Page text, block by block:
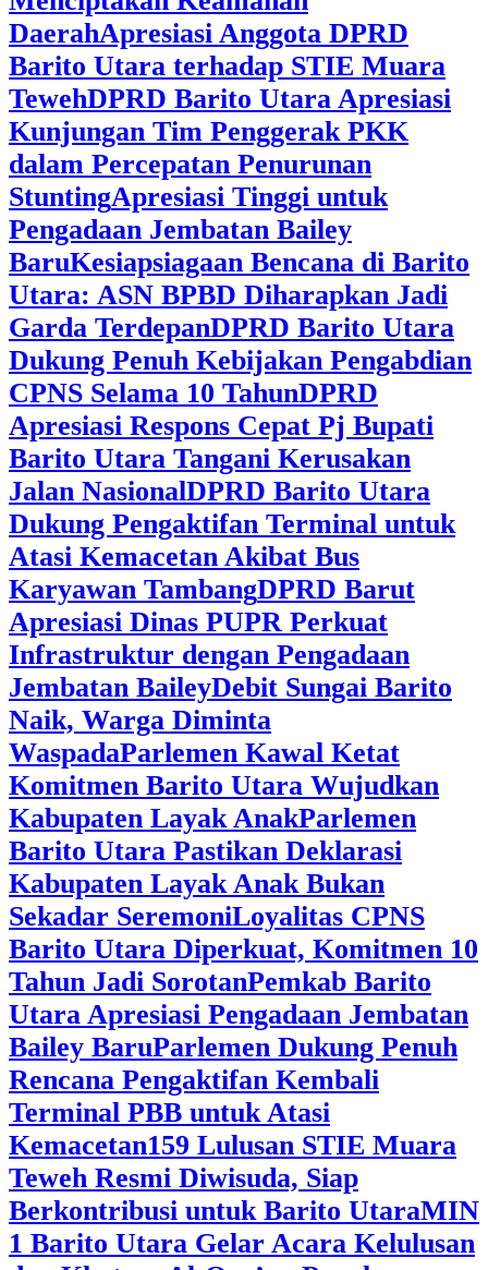
DaerahApresiasi Anggota DPRD
Barito Utara terhadap STIE Muara
TewehDPRD Barito Utara Apresiasi
Kunjungan Tim Penggerak PKK
dalam Percepatan Penurunan
StuntingApresiasi Tinggi untuk
Pengadaan Jembatan Bailey
BaruKesiapsiagaan Bencana di Barito
Utara: ASN BPBD Diharapkan Jadi
Garda TerdepanDPRD Barito Utara
Dukung Penuh Kebijakan Pengabdian
CPNS Selama 10 TahunDPRD
Apresiasi Respons Cepat Pj Bupati
Barito Utara Tangani Kerusakan
Jalan NasionalDPRD Barito Utara
Dukung Pengaktifan Terminal untuk
Atasi Kemacetan Akibat Bus
Karyawan TambangDPRD Barut
Apresiasi Dinas PUPR Perkuat
Infrastruktur dengan Pengadaan
Jembatan BaileyDebit Sungai Barito
Naik, Warga Diminta
WaspadaParlemen Kawal Ketat
Komitmen Barito Utara Wujudkan
Kabupaten Layak AnakParlemen
Barito Utara Pastikan Deklarasi
Kabupaten Layak Anak Bukan
Sekadar SeremoniLoyalitas CPNS
Barito Utara Diperkuat, Komitmen 10
Tahun Jadi SorotanPemkab Barito
Utara Apresiasi Pengadaan Jembatan
Bailey BaruParlemen Dukung Penuh
Rencana Pengaktifan Kembali
Terminal PBB untuk Atasi
Kemacetan159 Lulusan STIE Muara
Teweh Resmi Diwisuda, Siap
Berkontribusi untuk Barito UtaraMIN
1 Barito Utara Gelar Acara Kelulusan